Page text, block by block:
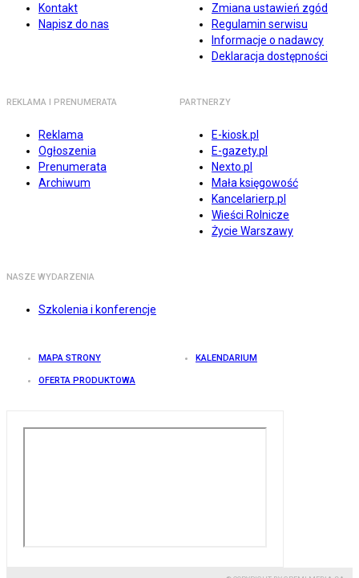
Kontakt
Napisz do nas
Zmiana ustawień zgód
Regulamin serwisu
Informacje o nadawcy
Deklaracja dostępności
REKLAMA I PRENUMERATA
Reklama
Ogłoszenia
Prenumerata
Archiwum
PARTNERZY
E-kiosk.pl
E-gazety.pl
Nexto.pl
Mała księgowość
Kancelarierp.pl
Wieści Rolnicze
Życie Warszawy
NASZE WYDARZENIA
Szkolenia i konferencje
MAPA STRONY KALENDARIUM
OFERTA PRODUKTOWA